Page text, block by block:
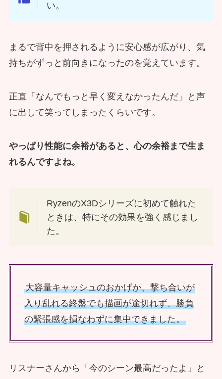
い。
まるで背中を押されるように安心感が広がり、気
持ちがずっと前向きになったのを覚えています。
正直「なんでもっと早く変えなかったんだ」と声
に出して笑ってしまったくらいです。
やっぱり性能に余裕があると、心の余裕まで生ま
れるんですよね。
RyzenのX3Dシリーズに初めて触れた
ときは、特にその効果を強く感じまし
た。
大容量キャッシュのおかげか、撃ち合いが
入り乱れる終盤でも描画が途切れず、勝負
の緊張感を損なわずに集中できました。
リスナーさんから「今のシーン最高だったよ」と